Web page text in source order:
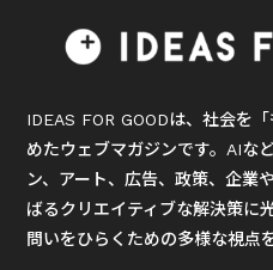
IDEAS FOR GOODは、社会を
めたウェブマガジンです。AIな
ン、アート、広告、政策、企業
ばるクリエイティブな解決策に
問いをひらくための多様な視点